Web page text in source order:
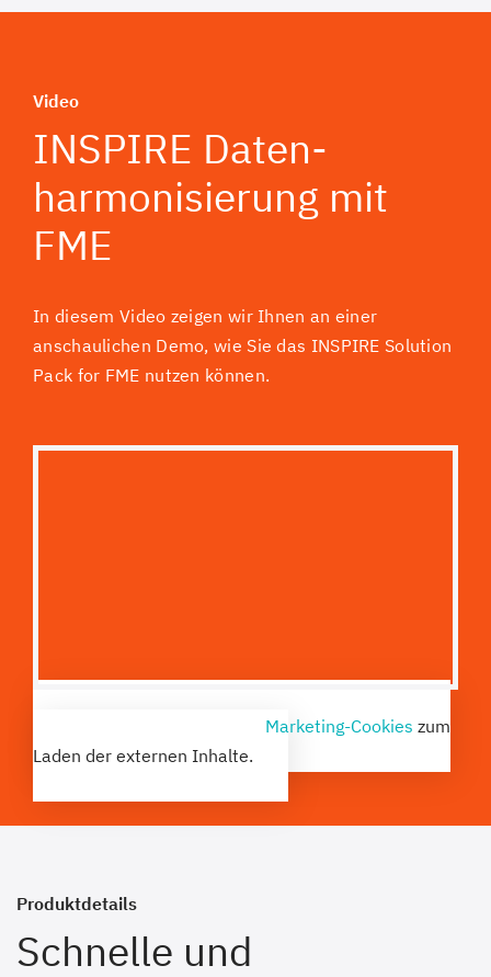
Video
INSPIRE Daten­
harmonisierung mit
FME
In diesem Video zeigen wir Ihnen an einer
anschaulichen Demo, wie Sie das INSPIRE Solution
Pack for FME nutzen können.
Marketing-Cookies zum
Laden der externen Inhalte.
Produktdetails
Schnelle und